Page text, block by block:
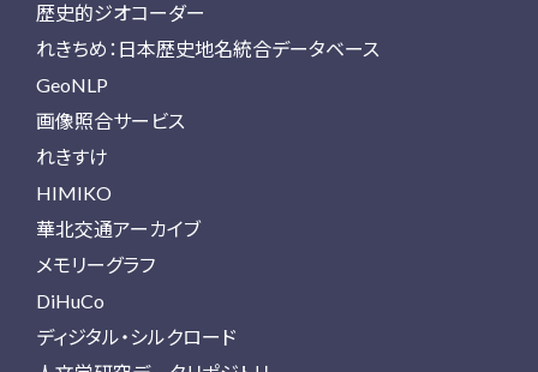
歴史的ジオコーダー
れきちめ：日本歴史地名統合データベース
GeoNLP
画像照合サービス
れきすけ
HIMIKO
華北交通アーカイブ
メモリーグラフ
DiHuCo
ディジタル・シルクロード